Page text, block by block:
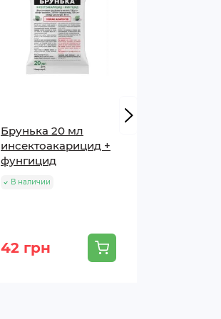
Брунька 20 мл
инсектоакарицид +
фунгицид
В наличии
42 грн